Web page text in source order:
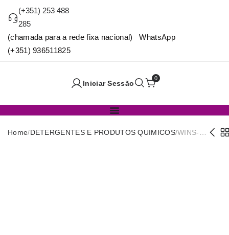
(+351) 253 488
285
(chamada para a rede fixa nacional) WhatsApp
(+351) 936511825
Iniciar Sessão
0
Home/DETERGENTES E PRODUTOS QUIMICOS/WINS-